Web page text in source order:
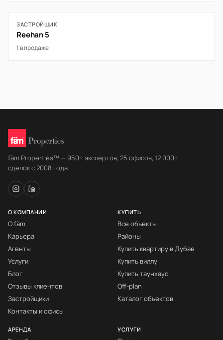
ЗАСТРОЙЩИК
Reehan 5
1 в продаже
fäm Properties™ — 950+ экспертов, 25 офисов, 12 000+
сделок с 2008 года.
О КОМПАНИИ
О fäm
Карьера
Агенты
Услуги
Блог
Отзывы клиентов
Застройщики
Контакты и офисы
КУПИТЬ
Все объекты
Районы
Купить квартиру в Дубае
Купить виллу
Купить таунхаус
Off-plan
Каталог объектов
АРЕНДА УСЛУГИ